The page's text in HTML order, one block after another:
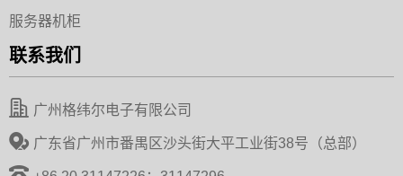
服务器机柜
联系我们
广州格纬尔电子有限公司
广东省广州市番禺区沙头街大平工业街38号（总部）